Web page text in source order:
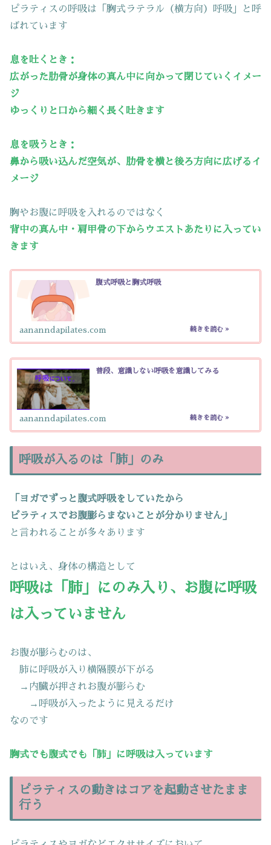
ピラティスの呼吸は「胸式ラテラル（横方向）呼吸」と呼
ばれています
息を吐くとき：
広がった肋骨が身体の真ん中に向かって閉じていくイメー
ジ
ゆっくりと口から細く長く吐きます
息を吸うとき：
鼻から吸い込んだ空気が、肋骨を横と後ろ方向に広げるイ
メージ
胸やお腹に呼吸を入れるのではなく
背中の真ん中・肩甲骨の下からウエストあたりに入ってい
きます
腹式呼吸と胸式呼吸
aananndapilates.com
普段、意識しない呼吸を意識してみる
aananndapilates.com
呼吸が入るのは「肺」のみ
「ヨガでずっと腹式呼吸をしていたから
ピラティスでお腹膨らまないことが分かりません」
と言われることが多々あります
とはいえ、身体の構造として
呼吸は「肺」にのみ入り、お腹に呼吸
は入っていません
お腹が膨らむのは、
肺に呼吸が入り横隔膜が下がる
→内臓が押されお腹が膨らむ
→呼吸が入ったように見えるだけ
なのです
胸式でも腹式でも「肺」に呼吸は入っています
ピラティスの動きはコアを起動させたまま
行う